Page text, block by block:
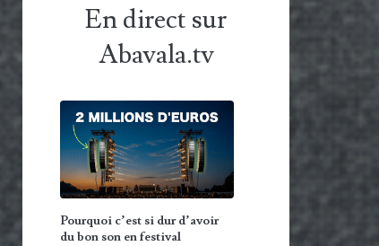
En direct sur
Abavala.tv
Pourquoi c’est si dur d’avoir
du bon son en festival